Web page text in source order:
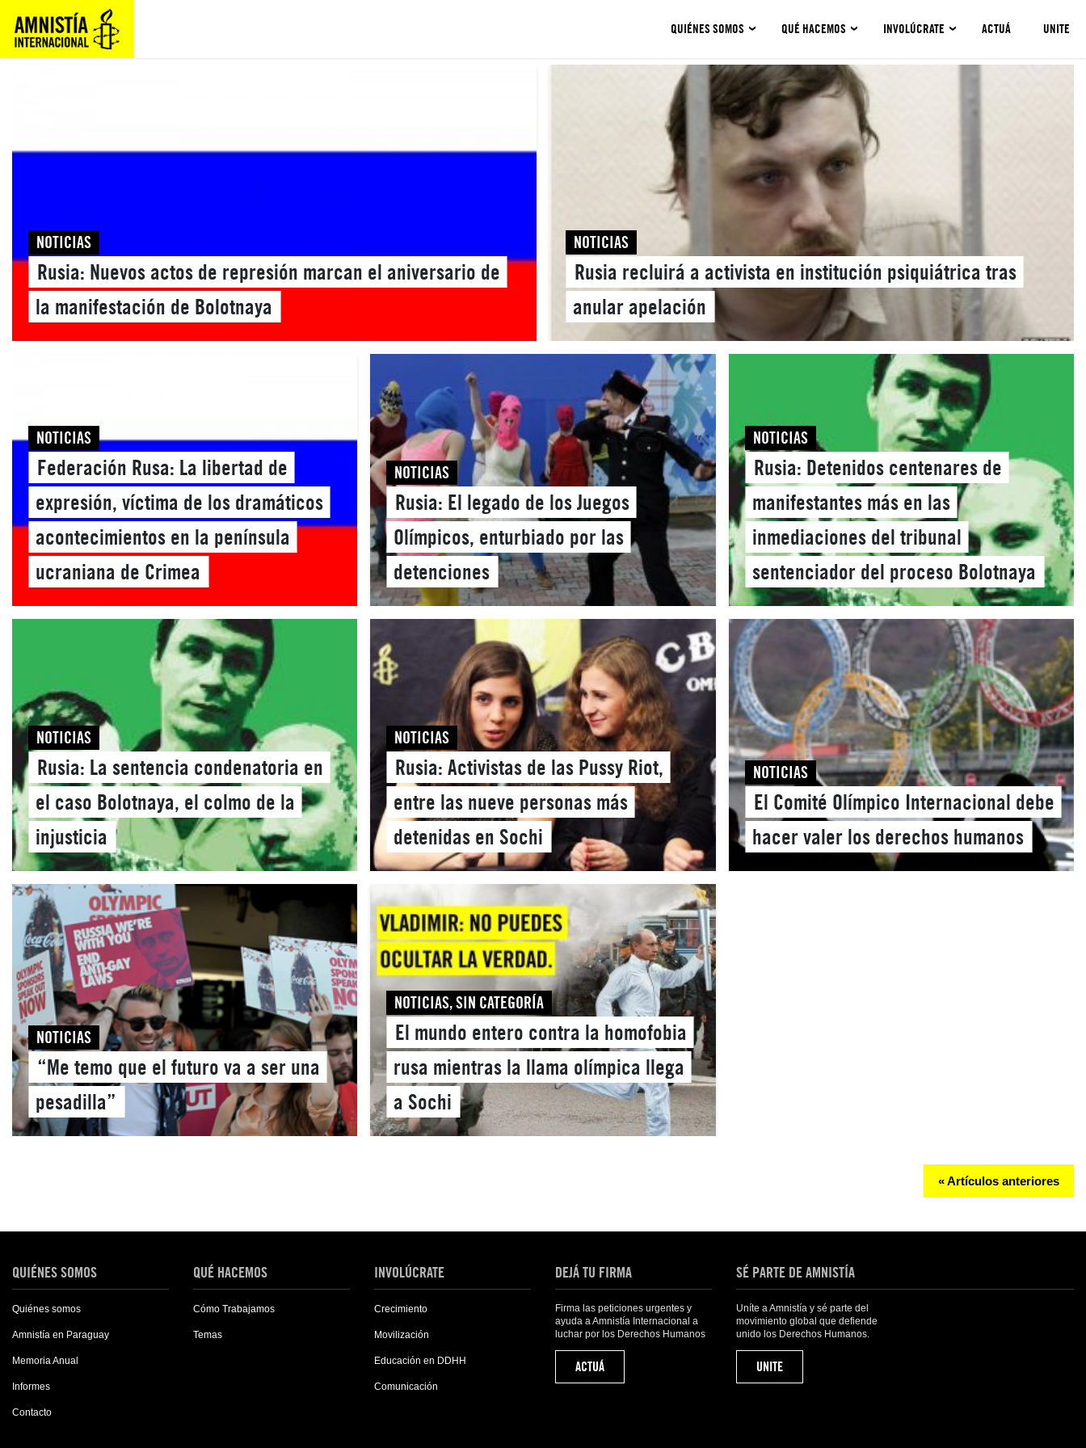
QUIÉNES SOMOS QUÉ HACEMOS INVOLÚCRATE ACTUÁ UNITE
NOTICIAS
Rusia: Nuevos actos de represión marcan el aniversario de
la manifestación de Bolotnaya
NOTICIAS
Rusia recluirá a activista en institución psiquiátrica tras
anular apelación
NOTICIAS
Federación Rusa: La libertad de
expresión, víctima de los dramáticos
acontecimientos en la península
ucraniana de Crimea
NOTICIAS
Rusia: El legado de los Juegos
Olímpicos, enturbiado por las
detenciones
NOTICIAS
Rusia: Detenidos centenares de
manifestantes más en las
inmediaciones del tribunal
sentenciador del proceso Bolotnaya
NOTICIAS
Rusia: La sentencia condenatoria en
el caso Bolotnaya, el colmo de la
injusticia
NOTICIAS
Rusia: Activistas de las Pussy Riot,
entre las nueve personas más
detenidas en Sochi
NOTICIAS
El Comité Olímpico Internacional debe
hacer valer los derechos humanos
NOTICIAS
“Me temo que el futuro va a ser una
pesadilla”
NOTICIAS,SIN CATEGORÍA
El mundo entero contra la homofobia
rusa mientras la llama olímpica llega
a Sochi
« Artículos anteriores
QUIÉNES SOMOS
Quiénes somos
Amnistía en Paraguay
Memoria Anual
Informes
Contacto
QUÉ HACEMOS
Cómo Trabajamos
Temas
INVOLÚCRATE
Crecimiento
Movilización
Educación en DDHH
Comunicación
DEJÁ TU FIRMA
Firma las peticiones urgentes y
ayuda a Amnistía Internacional a
luchar por los Derechos Humanos
ACTUÁ
SÉ PARTE DE AMNISTÍA
Uníte a Amnistía y sé parte del
movimiento global que defiende
unido los Derechos Humanos.
UNITE